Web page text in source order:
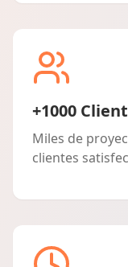
+1000
Miles de
clientes